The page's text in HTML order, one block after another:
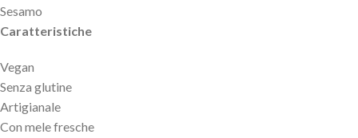
Sesamo
Caratteristiche
Vegan
Senza glutine
Artigianale
Con mele fresche